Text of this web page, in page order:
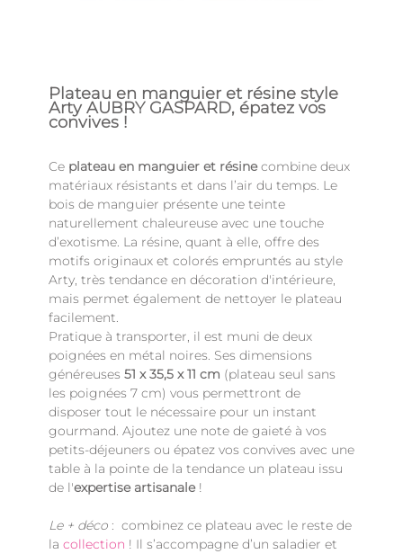
Plateau en manguier et résine style
Arty AUBRY GASPARD, épatez vos
convives !
Ce plateau en manguier et résinecombine deux
matériaux résistants et dans l’air du temps. Le
bois de manguier présente une teinte
naturellement chaleureuse avec une touche
d’exotisme. La résine, quant à elle, offre des
motifs originaux et colorés empruntés au style
Arty, très tendance en décoration d'intérieure,
mais permet également de nettoyer le plateau
facilement.
Pratique à transporter, il est muni de deux
poignées en métal noires. Ses dimensions
généreuses 51 x 35,5 x 11 cm (plateau seul sans
les poignées 7 cm) vous permettront de
disposer tout le nécessaire pour un instant
gourmand. Ajoutez une note de gaieté à vos
petits-déjeuners ou épatez vos convives avec une
table à la pointe de la tendance un plateau issu
de l'expertise artisanale !
Le + déco : combinez ce plateau avec le reste de
la collection ! Il s’accompagne d’un saladier et